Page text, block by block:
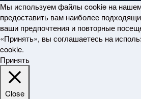
Мы используем файлы cookie на
предоставить вам наиболее
ваши предпочтения и повторные
«Принять», вы соглашаетесь на
cookie.
Принять
Close